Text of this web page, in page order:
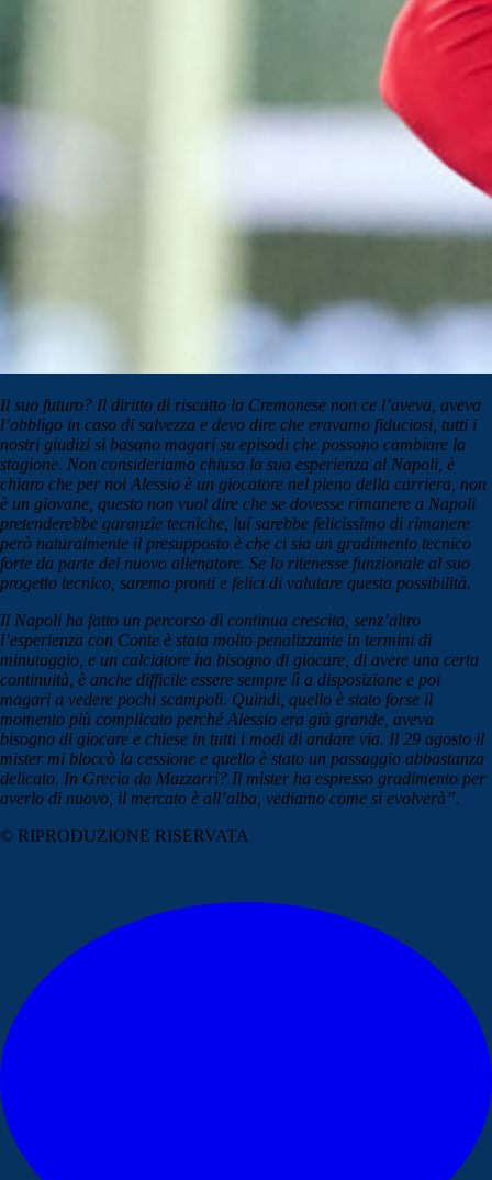
Il suo futuro? Il diritto di riscatto la Cremonese non ce l’aveva, aveva
l’obbligo in caso di salvezza e devo dire che eravamo fiduciosi, tutti i
nostri giudizi si basano magari su episodi che possono cambiare la
stagione. Non consideriamo chiusa la sua esperienza al Napoli, è
chiaro che per noi Alessio è un giocatore nel pieno della carriera, non
è un giovane, questo non vuol dire che se dovesse rimanere a Napoli
pretenderebbe garanzie tecniche, lui sarebbe felicissimo di rimanere
però naturalmente il presupposto è che ci sia un gradimento tecnico
forte da parte del nuovo allenatore. Se lo ritenesse funzionale al suo
progetto tecnico, saremo pronti e felici di valutare questa possibilità.
Il Napoli ha fatto un percorso di continua crescita, senz’altro
l’esperienza con Conte è stata molto penalizzante in termini di
minutaggio, e un calciatore ha bisogno di giocare, di avere una certa
continuità, è anche difficile essere sempre lì a disposizione e poi
magari a vedere pochi scampoli. Quindi, quello è stato forse il
momento più complicato perché Alessio era già grande, aveva
bisogno di giocare e chiese in tutti i modi di andare via. Il 29 agosto il
mister mi bloccò la cessione e quello è stato un passaggio abbastanza
delicato. In Grecia da Mazzarri? Il mister ha espresso gradimento per
averlo di nuovo, il mercato è all’alba, vediamo come si evolverà”.
© RIPRODUZIONE RISERVATA